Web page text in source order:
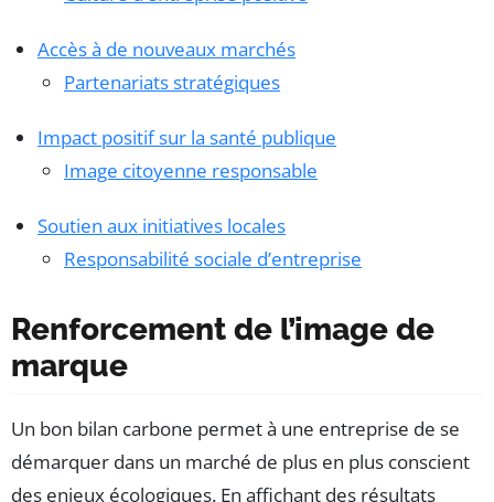
Accès à de nouveaux marchés
Partenariats stratégiques
Impact positif sur la santé publique
Image citoyenne responsable
Soutien aux initiatives locales
Responsabilité sociale d’entreprise
Renforcement de l’image de
marque
Un bon bilan carbone permet à une entreprise de se
démarquer dans un marché de plus en plus conscient
des enjeux écologiques. En affichant des résultats